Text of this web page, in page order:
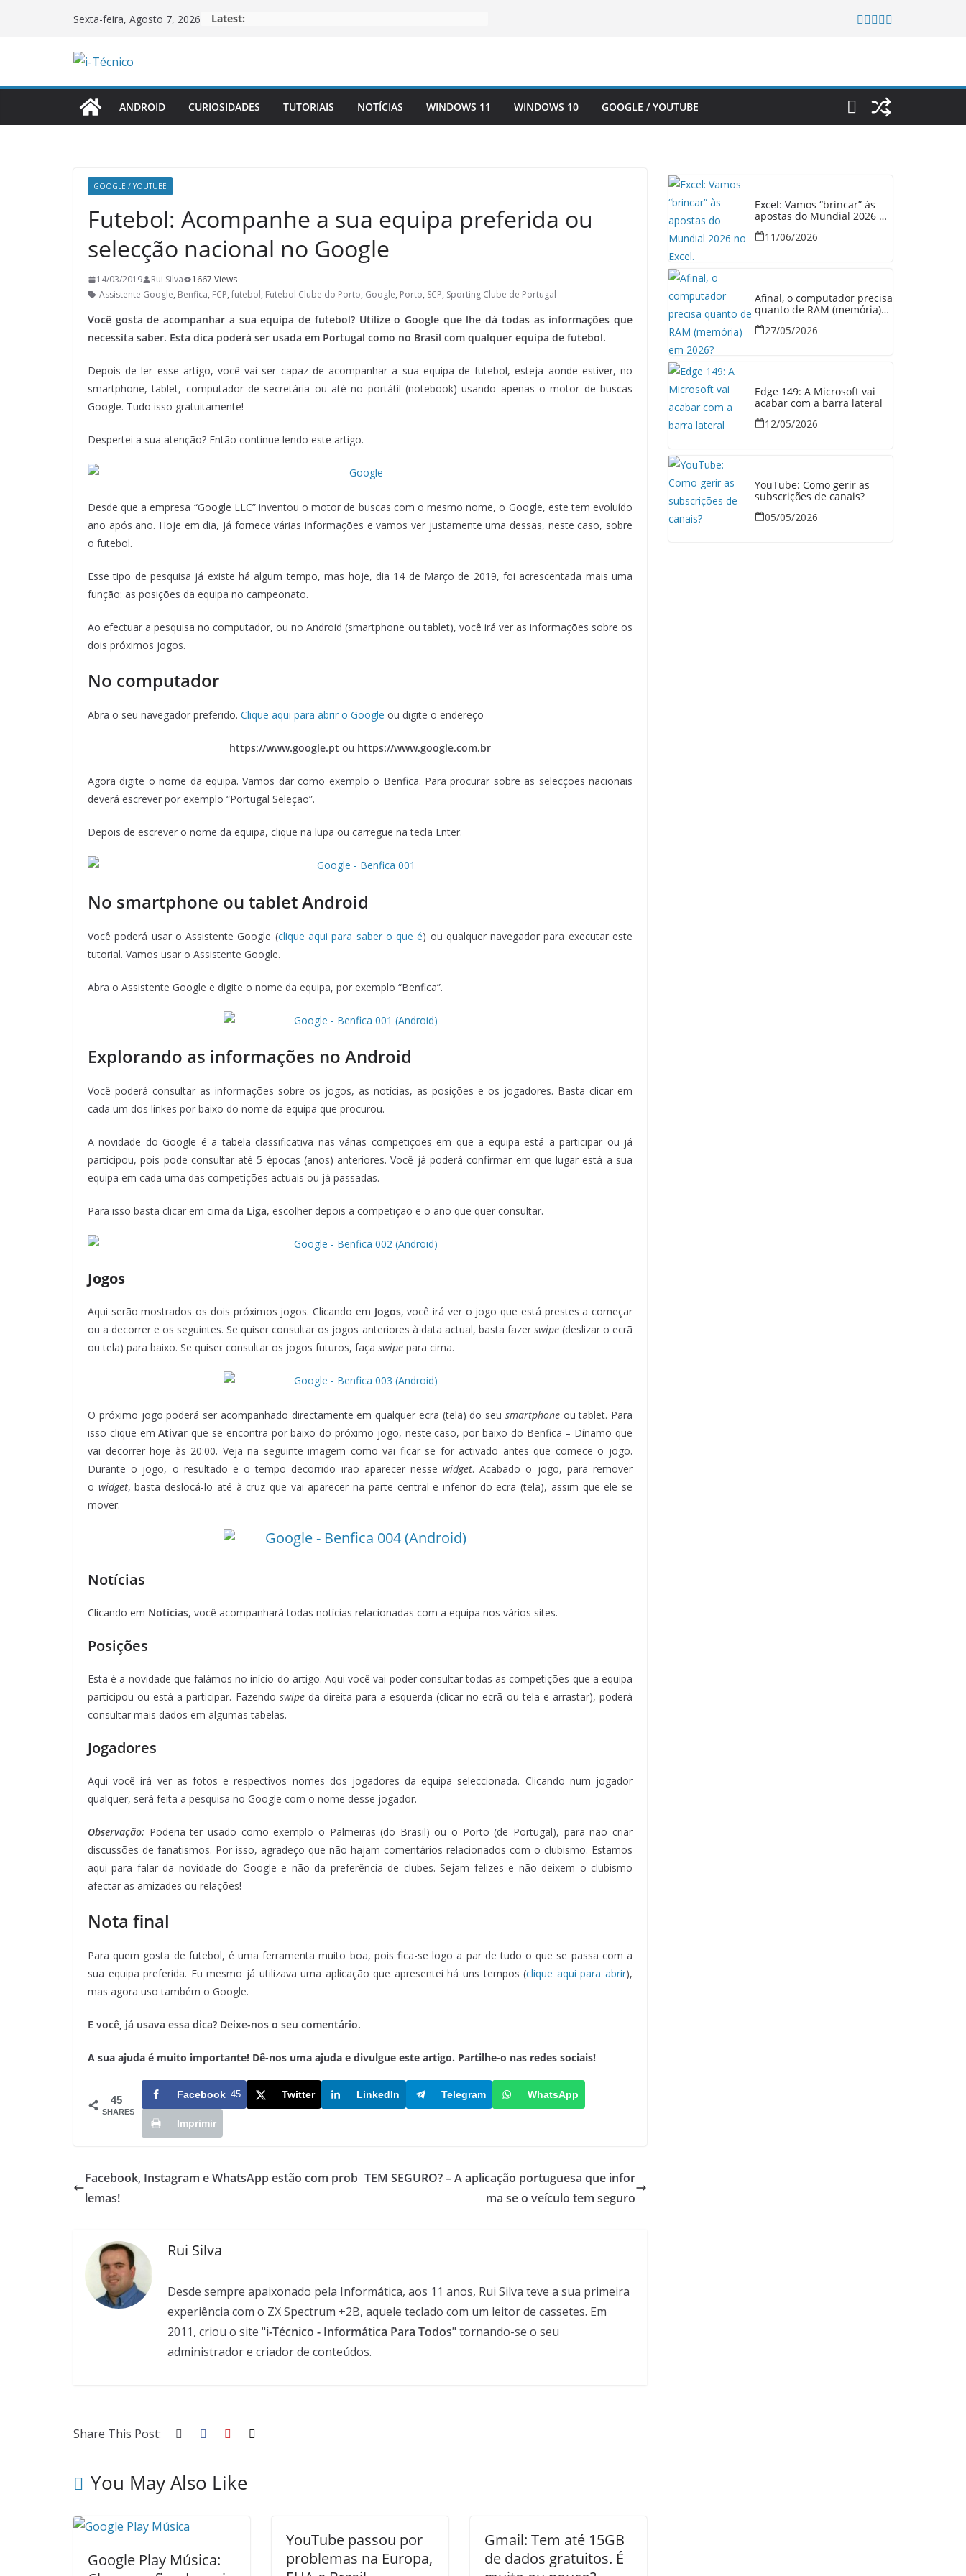
Sexta-feira, Agosto 7, 2026 Latest:
ANDROID CURIOSIDADES TUTORIAIS NOTÍCIAS WINDOWS 11 WINDOWS 10 GOOGLE / YOUTUBE
GOOGLE / YOUTUBE
Futebol: Acompanhe a sua equipa preferida ou
selecção nacional no Google
14/03/2019 Rui Silva
1667 Views
Assistente Google, Benfica, FCP, futebol, Futebol Clube do Porto, Google, Porto, SCP, Sporting Clube de Portugal
Você gosta de acompanhar a sua equipa de futebol? Utilize o Google que lhe dá todas as informações que
necessita saber. Esta dica poderá ser usada em Portugal como no Brasil com qualquer equipa de futebol.
Depois de ler esse artigo, você vai ser capaz de acompanhar a sua equipa de futebol, esteja aonde estiver, no
smartphone, tablet, computador de secretária ou até no portátil (notebook) usando apenas o motor de buscas
Google. Tudo isso gratuitamente!
Despertei a sua atenção? Então continue lendo este artigo.
Desde que a empresa “Google LLC” inventou o motor de buscas com o mesmo nome, o Google, este tem evoluído
ano após ano. Hoje em dia, já fornece várias informações e vamos ver justamente uma dessas, neste caso, sobre
o futebol.
Esse tipo de pesquisa já existe há algum tempo, mas hoje, dia 14 de Março de 2019, foi acrescentada mais uma
função: as posições da equipa no campeonato.
Ao efectuar a pesquisa no computador, ou no Android (smartphone ou tablet), você irá ver as informações sobre os
dois próximos jogos.
No computador
Abra o seu navegador preferido. Clique aqui para abrir o Google ou digite o endereço
https://www.google.pt ou https://www.google.com.br
Agora digite o nome da equipa. Vamos dar como exemplo o Benfica. Para procurar sobre as selecções nacionais
deverá escrever por exemplo “Portugal Seleção”.
Depois de escrever o nome da equipa, clique na lupa ou carregue na tecla Enter.
No smartphone ou tablet Android
Você poderá usar o Assistente Google (clique aqui para saber o que é) ou qualquer navegador para executar este
tutorial. Vamos usar o Assistente Google.
Abra o Assistente Google e digite o nome da equipa, por exemplo “Benfica”.
Explorando as informações no Android
Você poderá consultar as informações sobre os jogos, as notícias, as posições e os jogadores. Basta clicar em
cada um dos linkes por baixo do nome da equipa que procurou.
A novidade do Google é a tabela classificativa nas várias competições em que a equipa está a participar ou já
participou, pois pode consultar até 5 épocas (anos) anteriores. Você já poderá confirmar em que lugar está a sua
equipa em cada uma das competições actuais ou já passadas.
Para isso basta clicar em cima da Liga, escolher depois a competição e o ano que quer consultar.
Jogos
Aqui serão mostrados os dois próximos jogos. Clicando em Jogos, você irá ver o jogo que está prestes a começar
ou a decorrer e os seguintes. Se quiser consultar os jogos anteriores à data actual, basta fazer swipe(deslizar o ecrã
ou tela) para baixo. Se quiser consultar os jogos futuros, faça swipe para cima.
O próximo jogo poderá ser acompanhado directamente em qualquer ecrã (tela) do seu smartphoneou tablet. Para
isso clique emAtivar que se encontra por baixo do próximo jogo, neste caso, por baixo do Benfica – Dínamo que
vai decorrer hoje às 20:00. Veja na seguinte imagem como vai ficar se for activado antes que comece o jogo.
Durante o jogo, o resultado e o tempo decorrido irão aparecer nessewidget. Acabado o jogo, para remover
o widget, basta deslocá-lo até à cruz que vai aparecer na parte central e inferior do ecrã (tela), assim que ele se
mover.
Notícias
Clicando em Notícias, você acompanhará todas notícias relacionadas com a equipa nos vários sites.
Posições
Esta é a novidade que falámos no início do artigo. Aqui você vai poder consultar todas as competições que a equipa
participou ou está a participar. Fazendo swipeda direita para a esquerda (clicar no ecrã ou tela e arrastar), poderá
consultar mais dados em algumas tabelas.
Jogadores
Aqui você irá ver as fotos e respectivos nomes dos jogadores da equipa seleccionada. Clicando num jogador
qualquer, será feita a pesquisa no Google com o nome desse jogador.
Observação: Poderia ter usado como exemplo o Palmeiras (do Brasil) ou o Porto (de Portugal), para não criar
discussões de fanatismos. Por isso, agradeço que não hajam comentários relacionados com o clubismo. Estamos
aqui para falar da novidade do Google e não da preferência de clubes. Sejam felizes e não deixem o clubismo
afectar as amizades ou relações!
Nota final
Para quem gosta de futebol, é uma ferramenta muito boa, pois fica-se logo a par de tudo o que se passa com a
sua equipa preferida. Eu mesmo já utilizava uma aplicação que apresentei há uns tempos (clique aqui para abrir),
mas agora uso também o Google.
E você, já usava essa dica? Deixe-nos o seu comentário.
A sua ajuda é muito importante! Dê-nos uma ajuda e divulgue este artigo. Partilhe-o nas redes sociais!
45
SHARES
Facebook 45 Twitter LinkedIn Telegram WhatsApp
Imprimir
Facebook, Instagram e WhatsApp estão com prob
lemas!
TEM SEGURO? – A aplicação portuguesa que infor
ma se o veículo tem seguro
Rui Silva
Desde sempre apaixonado pela Informática, aos 11 anos, Rui Silva teve a sua primeira
experiência com o ZX Spectrum +2B, aquele teclado com um leitor de cassetes. Em
2011, criou o site "i-Técnico - Informática Para Todos" tornando-se o seu
administrador e criador de conteúdos.
Share This Post:
You May Also Like
Google Play Música:
YouTube passou por
problemas na Europa,
Gmail: Tem até 15GB
de dados gratuitos. É
Excel: Vamos “brincar” às
apostas do Mundial 2026 no
11/06/2026
Afinal, o computador precisa
quanto de RAM (memória)
27/05/2026
Edge 149: A Microsoft vai
acabar com a barra lateral
12/05/2026
YouTube: Como gerir as
subscrições de canais?
05/05/2026